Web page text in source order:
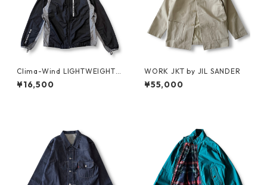
Clima-Wind LIGHTWEIGHT J
KT by SALOMON
¥16,500
WORK JKT by JIL SANDER
¥55,000